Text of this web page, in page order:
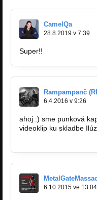
CamelQa
28.8.2019 v 7:39
Super!!
Rampampanč
6.4.2016 v 9:26
ahoj :) sme punková
videoklip ku skladbe
6.10.2015 ve 13:04